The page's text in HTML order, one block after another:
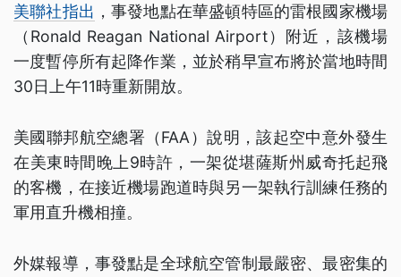
美聯社指出 ，事發地點在華盛頓特區的雷根國家機場
（Ronald Reagan National Airport）附近，該機場
一度暫停所有起降作業，並於稍早宣布將於當地時間
30日上午11時重新開放。
美國聯邦航空總署（FAA）說明，該起空中意外發生
在美東時間晚上9時許，一架從堪薩斯州威奇托起飛
的客機，在接近機場跑道時與另一架執行訓練任務的
軍用直升機相撞。
外媒報導，事發點是全球航空管制最嚴密、最密集的